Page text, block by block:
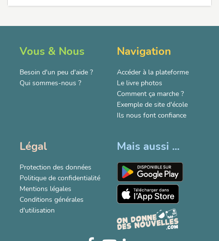
Vous & Nous
Besoin d'un peu d'aide ?
Qui sommes-nous ?
Navigation
Accéder à la plateforme
Le livre photos
Comment ça marche ?
Exemple de site d'école
Ils nous font confiance
Légal
Protection des données
Politique de confidentialité
Mentions légales
Conditions générales
d'utilisation
Mais aussi ...